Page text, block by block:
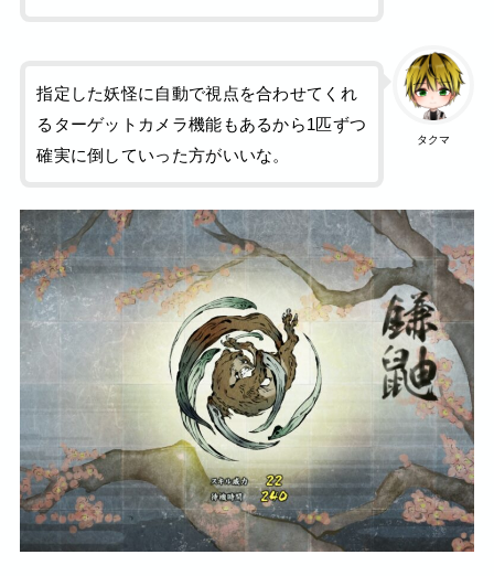
タクマ
指定した妖怪に自動で視点を合わせてくれ
るターゲットカメラ機能もあるから1匹ずつ
確実に倒していった方がいいな。